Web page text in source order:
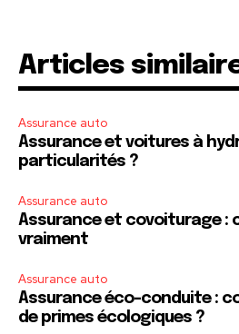
Articles
Assurance auto
Assurance et voitures à
particularités ?
Assurance auto
Assurance et covoiturage :
vraiment
Assurance auto
Assurance éco-conduite :
de primes écologiques ?